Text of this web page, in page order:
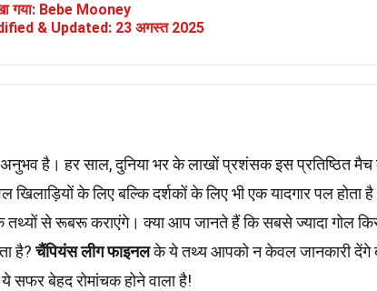
गया: Bebe Mooney
& Updated: 23 अगस्त 2025
है। हर साल, दुनिया भर के लाखों प्रशंसक इस प्रतिष्ठित मैच
के लिए बल्कि दर्शकों के लिए भी एक यादगार पल होता
से रूबरू कराएंगे। क्या आप जानते हैं कि सबसे ज्यादा गोल
है?चैंपियंस लीग फाइनलके ये तथ्य आपको न केवल जानकारी देंगे
सफर बेहद रोमांचक होने वाला है!